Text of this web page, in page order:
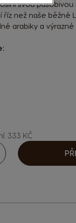
svou
než naše běžné
arabiky a
options
333 KČ